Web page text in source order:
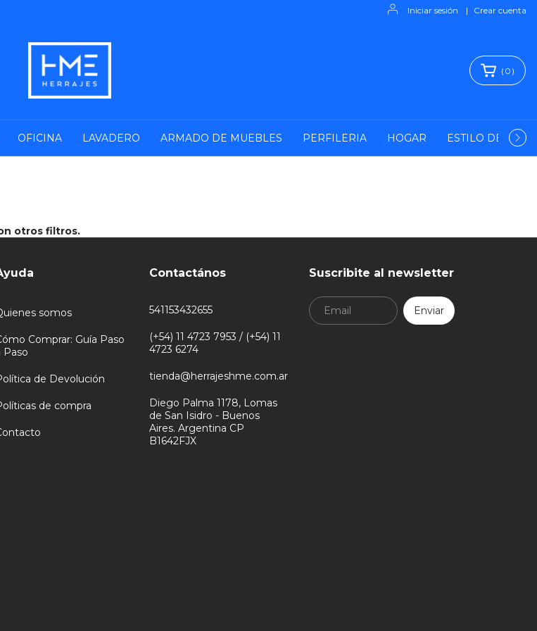
Iniciar sesión | Crear cuenta
( 0 )
OFICINA LAVADERO ARMADO DE MUEBLES PERFILERIA HOGAR ESTILO DE VIDA
otros filtros.
somos
Comprar: Guía Paso
Paso
de Devolución
de compra
Contactános
541153432655
(+54) 11 4723 7953 / (+54) 11
4723 6274
tienda@herrajeshme.com.ar
Diego Palma 1178, Lomas
de San Isidro - Buenos
Aires. Argentina CP
B1642FJX
Suscribite al newsletter